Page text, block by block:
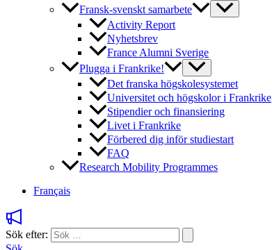
Fransk-svenskt samarbete
Activity Report
Nyhetsbrev
France Alumni Sverige
Plugga i Frankrike!
Det franska högskolesystemet
Universitet och högskolor i Frankrike
Stipendier och finansiering
Livet i Frankrike
Förbered dig inför studiestart
FAQ
Research Mobility Programmes
Français
Sök efter: